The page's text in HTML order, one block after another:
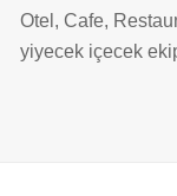
Otel, Cafe,
yiyecek içecek